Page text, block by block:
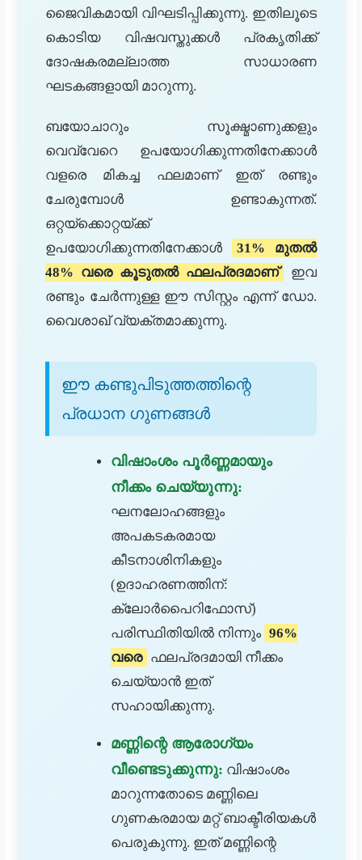
ജൈവികമായി വിഘടിപ്പിക്കുന്നു. ഇതിലൂടെ
കൊടിയ വിഷവസ്തുക്കൾ പ്രകൃതിക്ക്
ദോഷകരമല്ലാത്ത സാധാരണ
ഘടകങ്ങളായി മാറുന്നു.
ബയോചാറും സൂക്ഷ്മാണുക്കളും
വെവ്വേറെ ഉപയോഗിക്കുന്നതിനേക്കാൾ
വളരെ മികച്ച ഫലമാണ് ഇത് രണ്ടും
ചേരുമ്പോൾ ഉണ്ടാകുന്നത്.
ഒറ്റയ്ക്കൊറ്റയ്ക്ക്
ഉപയോഗിക്കുന്നതിനേക്കാൾ
31% മുതൽ
48% വരെ കൂടുതൽ ഫലപ്രദമാണ്
ഇവ
രണ്ടും ചേർന്നുള്ള ഈ സിസ്റ്റം എന്ന് ഡോ.
വൈശാഖ് വ്യക്തമാക്കുന്നു.
ഈ കണ്ടുപിടുത്തത്തിന്റെ
പ്രധാന ഗുണങ്ങൾ
വിഷാംശം പൂർണ്ണമായും
നീക്കം ചെയ്യുന്നു:
ഘനലോഹങ്ങളും
അപകടകരമായ
കീടനാശിനികളും
(ഉദാഹരണത്തിന്:
ക്ലോർപൈറിഫോസ്)
പരിസ്ഥിതിയിൽ നിന്നും 96%
വരെ ഫലപ്രദമായി നീക്കം
ചെയ്യാൻ ഇത്
സഹായിക്കുന്നു.
മണ്ണിന്റെ ആരോഗ്യം
വീണ്ടെടുക്കുന്നു: വിഷാംശം
മാറുന്നതോടെ മണ്ണിലെ
ഗുണകരമായ മറ്റ് ബാക്ടീരിയകൾ
പെരുകുന്നു. ഇത് മണ്ണിന്റെ